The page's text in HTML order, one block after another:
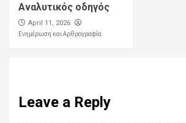
Αναλυτικός οδηγός
April 11, 2026
Ενημέρωση και Αρθρογραφία
Leave a Reply